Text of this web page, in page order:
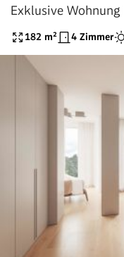
Exklusive
182 m² 4 Zimmer